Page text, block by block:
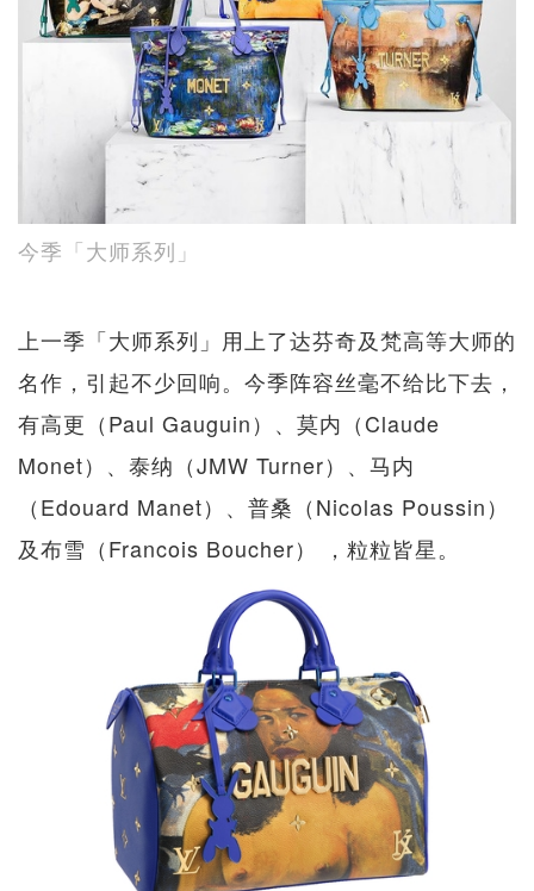
今季「大师系列」
上一季「大师系列」用上了达芬奇及梵高等大师的
名作，引起不少回响。今季阵容丝毫不给比下去，
有高更（Paul Gauguin）、莫内（Claude
Monet）、泰纳（JMW Turner）、马内
（Edouard Manet）、普桑（Nicolas Poussin）
及布雪（Francois Boucher） ，粒粒皆星。